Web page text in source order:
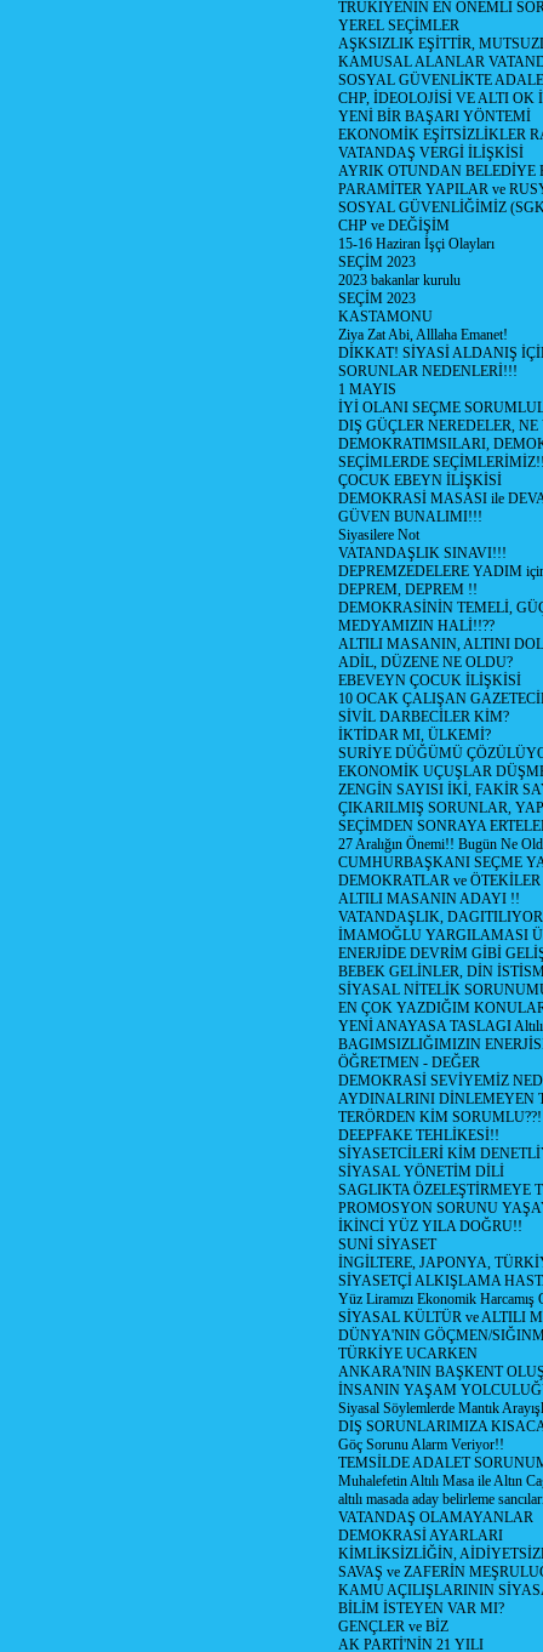
TRÜKİYENİN EN ÖNEMLİ
YEREL SEÇİMLER
AŞKSIZLIK EŞİTTİR,
KAMUSAL ALANLAR
SOSYAL GÜVENLİKTE
CHP, İDEOLOJİSİ VE ALTI OK
YENİ BİR BAŞARI YÖNTEMİ
EKONOMİK EŞİTSİZLİKLER
VATANDAŞ VERGİ İLİŞKİSİ
AYRIK OTUNDAN
PARAMİTER YAPILAR ve
SOSYAL GÜVENLİĞİMİZ
CHP ve DEĞİŞİM
15-16 Haziran İşçi Olayları
SEÇİM 2023
2023 bakanlar kurulu
SEÇİM 2023
KASTAMONU
Ziya Zat Abi, Alllaha Emanet!
DİKKAT! SİYASİ ALDANIŞ
SORUNLAR NEDENLERİ!!!
1 MAYIS
İYİ OLANI SEÇME
DIŞ GÜÇLER NEREDELER,
DEMOKRATIMSILARI,
SEÇİMLERDE
ÇOCUK EBEYN İLİŞKİSİ
DEMOKRASİ MASASI ile
GÜVEN BUNALIMI!!!
Siyasilere Not
VATANDAŞLIK SINAVI!!!
DEPREMZEDELERE YADIM
DEPREM, DEPREM !!
DEMOKRASİNİN TEMELİ,
MEDYAMIZIN HALİ!!??
ALTILI MASANIN, ALTINI
ADİL, DÜZENE NE OLDU?
EBEVEYN ÇOCUK İLİŞKİSİ
10 OCAK ÇALIŞAN
SİVİL DARBECİLER KİM?
İKTİDAR MI, ÜLKEMİ?
SURİYE DÜĞÜMÜ
EKONOMİK UÇUŞLAR
ZENGİN SAYISI İKİ, FAKİR
ÇIKARILMIŞ SORUNLAR,
SEÇİMDEN SONRAYA
27 Aralığın Önemi!! Bugün Ne
CUMHURBAŞKANI SEÇME
DEMOKRATLAR ve ÖTEKİLER
ALTILI MASANIN ADAYI !!
VATANDAŞLIK,
İMAMOĞLU YARGILAMASI
ENERJİDE DEVRİM GİBİ
BEBEK GELİNLER, DİN
SİYASAL NİTELİK
EN ÇOK YAZDIĞIM
YENİ ANAYASA TASLAGI Altılı
BAGIMSIZLIĞIMIZIN
ÖĞRETMEN - DEĞER
DEMOKRASİ SEVİYEMİZ
AYDINALRINI DİNLEMEYEN
TERÖRDEN KİM
DEEPFAKE TEHLİKESİ!!
SİYASETCİLERİ KİM
SİYASAL YÖNETİM DİLİ
SAGLIKTA ÖZELEŞTİRMEYE
PROMOSYON SORUNU
İKİNCİ YÜZ YILA DOĞRU!!
SUNİ SİYASET
İNGİLTERE, JAPONYA,
SİYASETÇİ ALKIŞLAMA
Yüz Liramızı Ekonomik Harcamış
SİYASAL KÜLTÜR ve ALTILI
DÜNYA'NIN GÖÇMEN/
TÜRKİYE UCARKEN
ANKARA'NIN BAŞKENT
İNSANIN YAŞAM
Siyasal Söylemlerde Mantık
DIŞ SORUNLARIMIZA
Göç Sorunu Alarm Veriyor!!
TEMSİLDE ADALET
Muhalefetin Altılı Masa ile Altın
altılı masada aday belirleme
VATANDAŞ OLAMAYANLAR
DEMOKRASİ AYARLARI
KİMLİKSİZLİĞİN,
SAVAŞ ve ZAFERİN
KAMU AÇILIŞLARININ
BİLİM İSTEYEN VAR MI?
GENÇLER ve BİZ
AK PARTİ'NİN 21 YILI